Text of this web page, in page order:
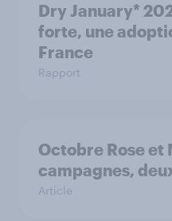
Dry January*
forte, une
France
Rapport
Octobre Rose et
campagnes,
Article